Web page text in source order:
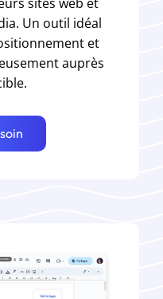
Un outil idéal
et
auprès